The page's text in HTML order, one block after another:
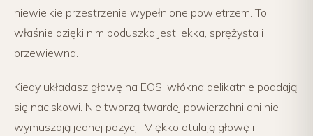
niewielkie przestrzenie wypełnione powietrzem. To
właśnie dzięki nim poduszka jest lekka, sprężysta i
przewiewna.
Kiedy układasz głowę na EOS, włókna delikatnie poddają
się naciskowi. Nie tworzą twardej powierzchni ani nie
wymuszają jednej pozycji. Miękko otulają głowę i